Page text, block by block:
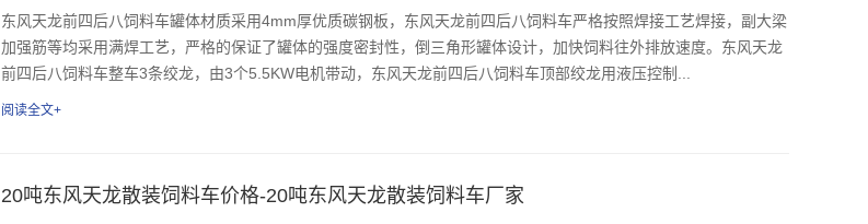
东风天龙前四后八饲料车罐体材质采用4mm厚优质碳钢板，东风天龙前四后八饲料车严格按照焊接工艺焊接，副大梁
加强筋等均采用满焊工艺，严格的保证了罐体的强度密封性，倒三角形罐体设计，加快饲料往外排放速度。东风天龙
前四后八饲料车整车3条绞龙，由3个5.5KW电机带动，东风天龙前四后八饲料车顶部绞龙用液压控制...
阅读全文+
20吨东风天龙散装饲料车价格-20吨东风天龙散装饲料车厂家